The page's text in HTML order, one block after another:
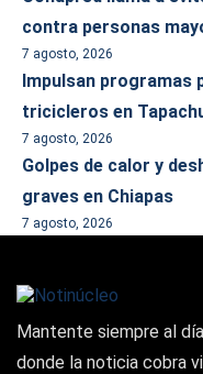
contra personas
7 agosto, 2026
Impulsan programas
tricicleros en
7 agosto, 2026
Golpes de calor y
graves en Chiapas
7 agosto, 2026
Mantente siempre al
donde la noticia cobra